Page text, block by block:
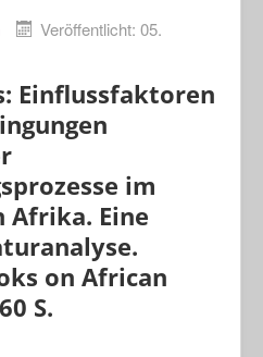
Veröffentlicht: 05.
Einflussfaktoren
im
Afrika. Eine
on African
S.